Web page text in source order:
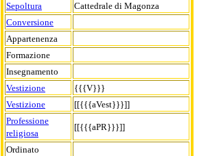
Sepoltura
Cattedrale di Magonza
Conversione
Appartenenza
Formazione
Insegnamento
Vestizione
{{{V}}}
Vestizione
[[{{{aVest}}}]]
Professione
religiosa
[[{{{aPR}}}]]
Ordinato